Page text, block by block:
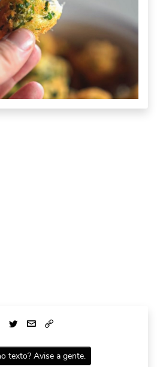
texto? Avise a gente.